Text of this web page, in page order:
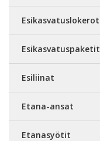
Esikasvatuslokerot
Esikasvatuspaketit
Esiliinat
Etana-ansat
Etanasyötit